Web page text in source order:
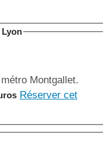
Montgallet.
Réserver cet